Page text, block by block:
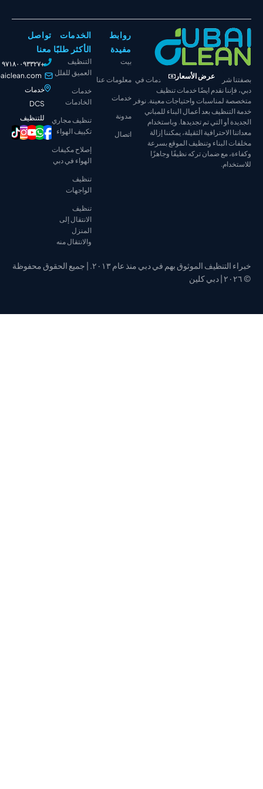
عرض الأسعار
تنظيف متكاملة الخدمات في
نقدم أيضًا خدمات تنظيف
واحتياجات معينة. نوفر
بعد أعمال البناء للمباني
التي تم تجديدها. وباستخدام
الثقيلة، يمكننا إزالة
وتنظيف الموقع بسرعة
مع ضمان تركه نظيفًا وجاهزًا
مفيدة
بيت
معلومات عنا
خدمات
مدونة
اتصال
الخدمات
الأكثر طلبًا
التنظيف
العميق للفلل
الخادمات
تنظيف مجاري
تكييف الهواء
إصلاح مكيفات
الهواء في دبي
والانتقال منه
تواصل
معنا
+٩٧١٨٠٠٩٣٣٢٧
info@dubaiclean.com
خدمات
DCS
للتنظيف
خبراء التنظيف الموثوق بهم في دبي منذ عام ٢٠١٣. | جميع الحقوق محفوظة